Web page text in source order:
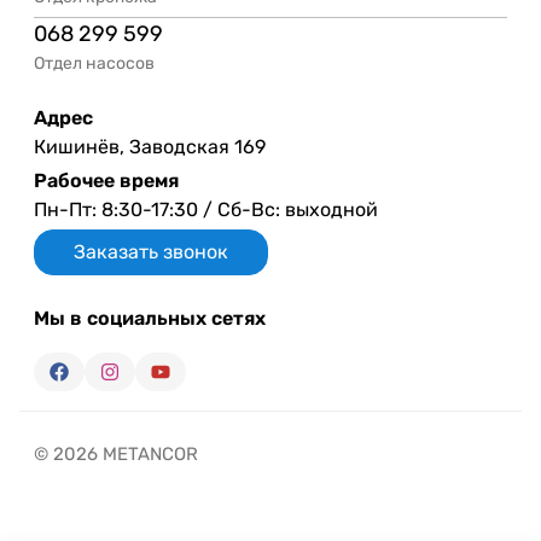
068 299 599
Отдел насосов
Адрес
Кишинёв, Заводская 169
Рабочее время
Пн-Пт: 8:30-17:30 / Сб-Вс: выходной
Заказать звонок
Мы в социальных сетях
© 2026 METANCOR